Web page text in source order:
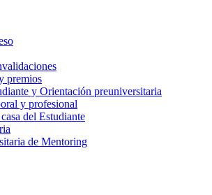
premios
y Orientación preuniversitaria
y profesional
del Estudiante
de Mentoring